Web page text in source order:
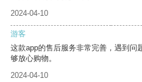
2024-04-10
游客
这款app的售后服务非常完善，遇到问
够放心购物。
2024-04-10